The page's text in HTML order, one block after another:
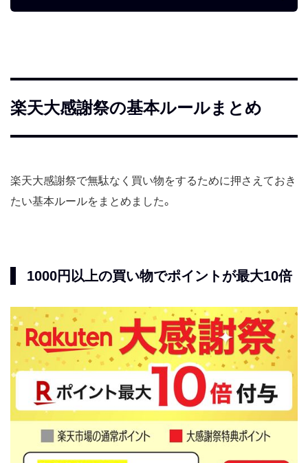
楽天大感謝祭の基本ルールまとめ
楽天大感謝祭で無駄なく買い物をするために押さえておき
たい基本ルールをまとめました。
1000円以上の買い物でポイントが最大10倍